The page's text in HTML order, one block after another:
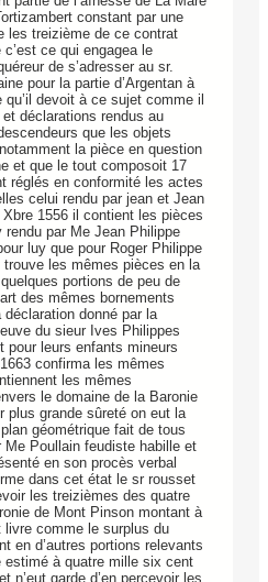
constant par une
les treizième de ce contrat
ce qui engagea le
de s’adresser au sr.
pour la partie d’Argentan à
devoit à ce sujet comme il
déclarations rendus au
que les objets
la pièce en question
et que le tout composoit 17
réglés en conformité les actes
celui rendu par jean et Jean
1556 il contient les pièces
par Me Jean Philippe
luy que pour Roger Philippe
les mêmes pièces en la
portions de peu de
des mêmes bornements
donné par la
du sieur Ives Philippes
pour leurs enfants mineurs
confirma les mêmes
les mêmes
le domaine de la Baronie
plus grande sûreté on eut la
géométrique fait de tous
Me Poullain feudiste habille et
en son procès verbal
dans cet état le sr rousset
les treizièmes des quatre
de Mont Pinson montant à
comme le surplus du
en d’autres portions relevants
estimé à quatre mille six cent
n’eut garde d’en percevoir les